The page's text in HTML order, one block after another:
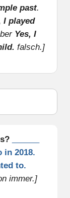
past.
I played
Yes, I
falsch.]
in 2018.
to.
immer.]